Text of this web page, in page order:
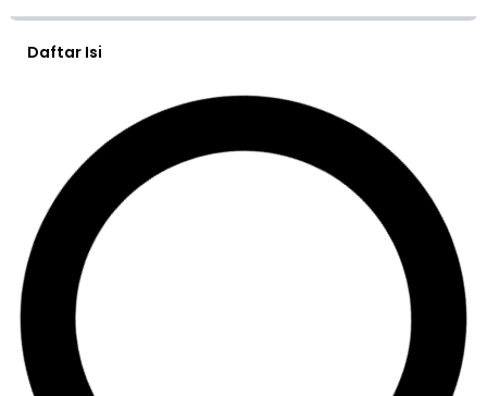
Daftar Isi